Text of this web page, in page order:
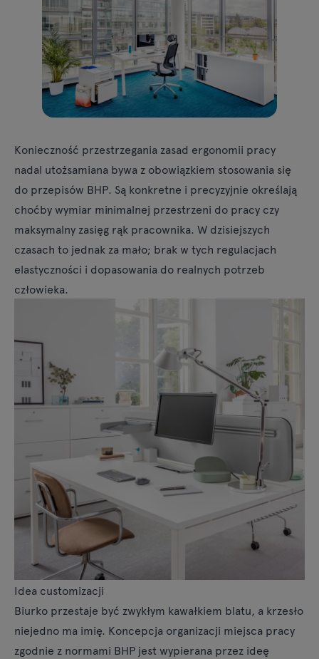
Tamo
Wszystkie meble
Zapytania
Oferta
Konieczność przestrzegania zasad ergonomii pracy
nadal utożsamiana bywa z obowiązkiem stosowania się
do przepisów BHP. Są konkretne i precyzyjnie określają
choćby wymiar minimalnej przestrzeni do pracy czy
maksymalny zasięg rąk pracownika. W dzisiejszych
czasach to jednak za mało; brak w tych regulacjach
elastyczności i dopasowania do realnych potrzeb
człowieka.
Idea customizacji
Biurko przestaje być zwykłym kawałkiem blatu, a krzesło
niejedno ma imię. Koncepcja organizacji miejsca pracy
zgodnie z normami BHP jest wypierana przez ideę